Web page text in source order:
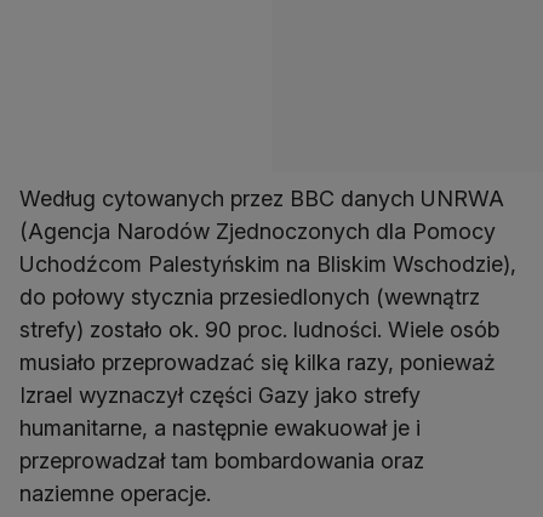
Według cytowanych przez BBC danych UNRWA
(Agencja Narodów Zjednoczonych dla Pomocy
Uchodźcom Palestyńskim na Bliskim Wschodzie),
do połowy stycznia przesiedlonych (wewnątrz
strefy) zostało ok. 90 proc. ludności. Wiele osób
musiało przeprowadzać się kilka razy, ponieważ
Izrael wyznaczył części Gazy jako strefy
humanitarne, a następnie ewakuował je i
przeprowadzał tam bombardowania oraz
naziemne operacje.